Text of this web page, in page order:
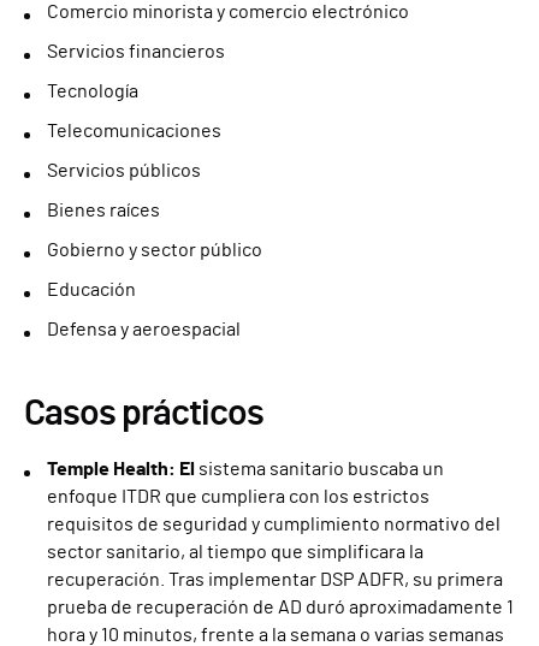
Comercio minorista y comercio electrónico
Servicios financieros
Tecnología
Telecomunicaciones
Servicios públicos
Bienes raíces
Gobierno y sector público
Educación
Defensa y aeroespacial
Casos prácticos
Temple Health: El sistema sanitario buscaba un
enfoque ITDR que cumpliera con los estrictos
requisitos de seguridad y cumplimiento normativo del
sector sanitario, al tiempo que simplificara la
recuperación. Tras implementar DSP ADFR, su primera
prueba de recuperación de AD duró aproximadamente 1
hora y 10 minutos, frente a la semana o varias semanas